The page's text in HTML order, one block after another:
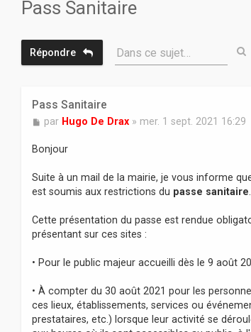
Pass Sanitaire
Répondre Dans ce sujet…
Pass Sanitaire
M
s
s
g
e
par Hugo De Drax» mer. 1 sept. 2021 16:29
Bonjour
Suite à un mail de la mairie, je vous informe
est soumis aux restrictions du passe sanitaire
Cette présentation du passe est rendue
présentant sur ces sites :
• Pour le public majeur accueilli dès le 9 août
• À compter du 30 août 2021 pour les
ces lieux, établissements, services ou
prestataires, etc.) lorsque leur activité se